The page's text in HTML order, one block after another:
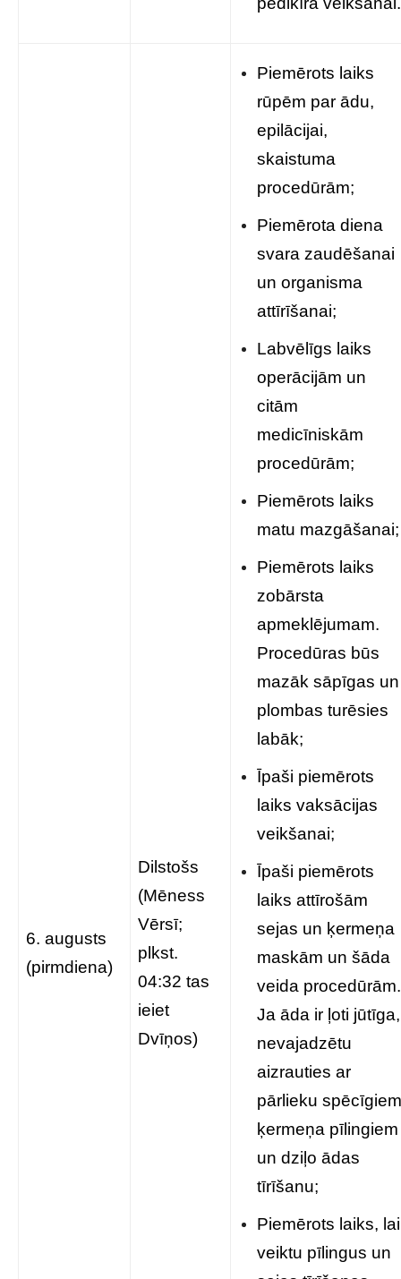
6. augusts
(pirmdiena)
Dilstošs
(Mēness
Vērsī;
plkst.
04:32 tas
ieiet
Dvīņos)
Piemērots laiks
rūpēm par ādu,
epilācijai,
skaistuma
procedūrām;
Piemērota diena
svara zaudēšanai
un organisma
attīrīšanai;
Labvēlīgs laiks
operācijām un
citām
medicīniskām
procedūrām;
Piemērots laiks
matu mazgāšanai;
Piemērots laiks
zobārsta
apmeklējumam.
Procedūras būs
mazāk sāpīgas un
plombas turēsies
labāk;
Īpaši piemērots
laiks vaksācijas
veikšanai;
Īpaši piemērots
laiks attīrošām
sejas un ķermeņa
maskām un šāda
veida procedūrām.
Ja āda ir ļoti jūtīga,
nevajadzētu
aizrauties ar
pārlieku spēcīgiem
ķermeņa pīlingiem
un dziļo ādas
tīrīšanu;
Piemērots laiks, lai
veiktu pīlingus un